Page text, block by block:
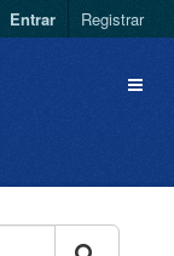
Entrar Registrar